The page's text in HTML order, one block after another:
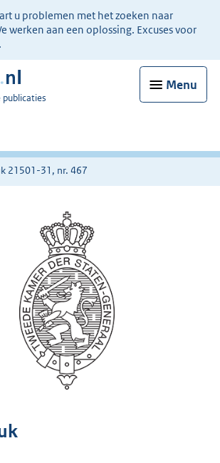
u problemen met het zoeken naar
werken aan een oplossing. Excuses voor
Menu
publicaties
21501-31, nr. 467